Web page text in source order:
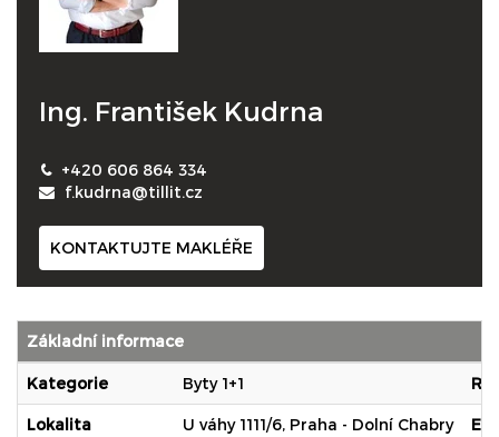
Ing. František Kudrna
+420 606 864 334
f.kudrna@tillit.cz
KONTAKTUJTE MAKLÉŘE
Základní informace
Kategorie Byty 1+1
Lokalita U váhy 1111/6, Praha - Dolní Chabry